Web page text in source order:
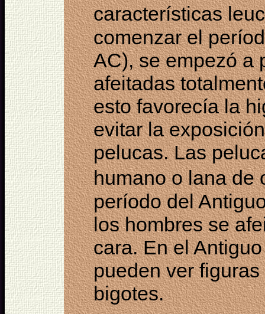
características
comenzar el
AC), se empezó a
afeitadas
esto favorecía la
evitar la
pelucas. Las
humano o lana de
período del
los hombres se
cara. En el
pueden ver
bigotes.